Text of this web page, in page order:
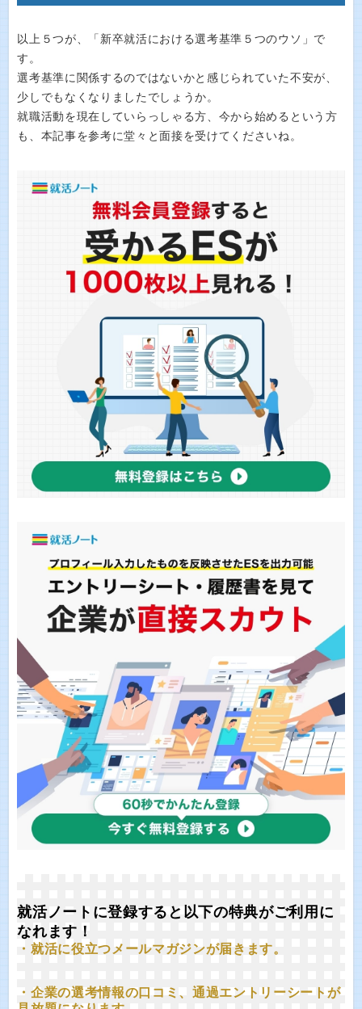
以上５つが、「新卒就活における選考基準５つのウソ」で
す。
選考基準に関係するのではないかと感じられていた不安が、
少しでもなくなりましたでしょうか。
就職活動を現在していらっしゃる方、今から始めるという方
も、本記事を参考に堂々と面接を受けてくださいね。
就活ノートに登録すると以下の特典がご利用に
なれます！
・就活に役立つメールマガジンが届きます。
・企業の選考情報の口コミ、通過エントリーシートが